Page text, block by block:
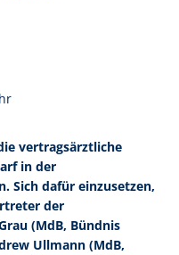
vertragsärztliche
in der
Sich dafür einzusetzen,
der
(MdB, Bündnis
Ullmann (MdB,